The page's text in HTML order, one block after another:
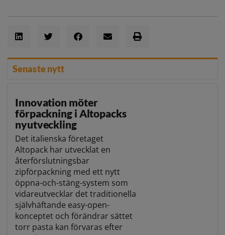
Senaste nytt
Innovation möter
förpackning i Altopacks
nyutveckling
Det italienska företaget
Altopack har utvecklat en
återförslutningsbar
zipförpackning med ett nytt
öppna-och-stäng-system som
vidareutvecklar det traditionella
självhäftande easy-open-
konceptet och förändrar sättet
torr pasta kan förvaras efter